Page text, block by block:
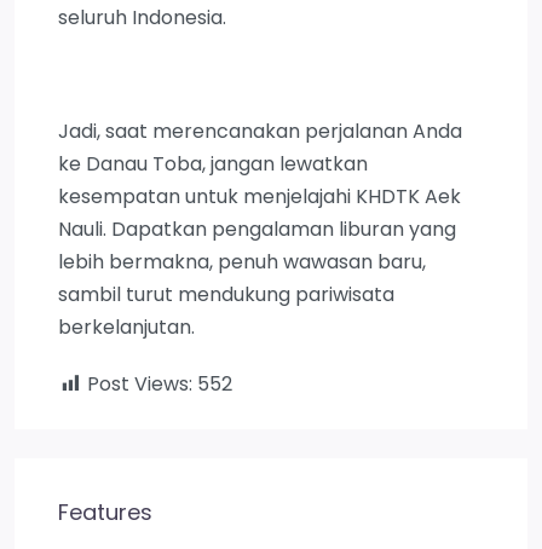
seluruh Indonesia.
Jadi, saat merencanakan perjalanan Anda
ke Danau Toba, jangan lewatkan
kesempatan untuk menjelajahi KHDTK Aek
Nauli. Dapatkan pengalaman liburan yang
lebih bermakna, penuh wawasan baru,
sambil turut mendukung pariwisata
berkelanjutan.
Post Views: 552
Features